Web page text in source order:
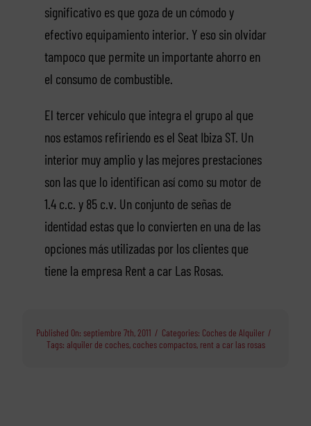
significativo es que goza de un cómodo y
efectivo equipamiento interior. Y eso sin olvidar
tampoco que permite un importante ahorro en
el consumo de combustible.
El tercer vehículo que integra el grupo al que
nos estamos refiriendo es el Seat Ibiza ST. Un
interior muy amplio y las mejores prestaciones
son las que lo identifican así como su motor de
1.4 c.c. y 85 c.v. Un conjunto de señas de
identidad estas que lo convierten en una de las
opciones más utilizadas por los clientes que
tiene la empresa Rent a car Las Rosas.
Published On: septiembre 7th, 2011 / Categories: Coches de Alquiler /
Tags: alquiler de coches, coches compactos, rent a car las rosas